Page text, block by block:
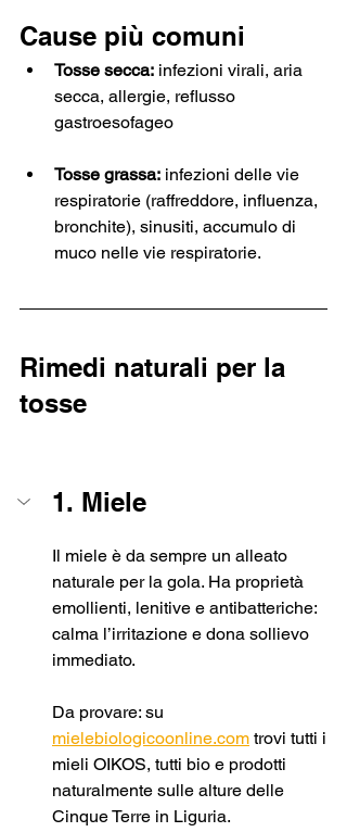
Cause più comuni
Tosse secca: infezioni virali, aria
secca, allergie, reflusso
gastroesofageo
Tosse grassa: infezioni delle vie
respiratorie (raffreddore, influenza,
bronchite), sinusiti, accumulo di
muco nelle vie respiratorie.
Rimedi naturali per la
tosse
1. Miele
Il miele è da sempre un alleato
naturale per la gola. Ha proprietà
emollienti, lenitive e antibatteriche:
calma l’irritazione e dona sollievo
immediato.
Da provare: su
mielebiologicoonline.com trovi tutti i
mieli OIKOS, tutti bio e prodotti
naturalmente sulle alture delle
Cinque Terre in Liguria.